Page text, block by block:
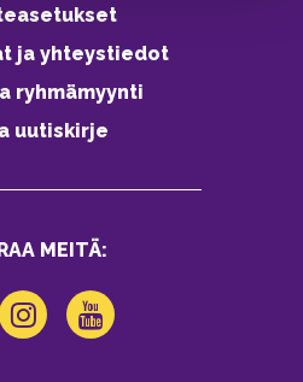
ja yhteystiedot
ryhmämyynti
uutiskirje
MEITÄ: